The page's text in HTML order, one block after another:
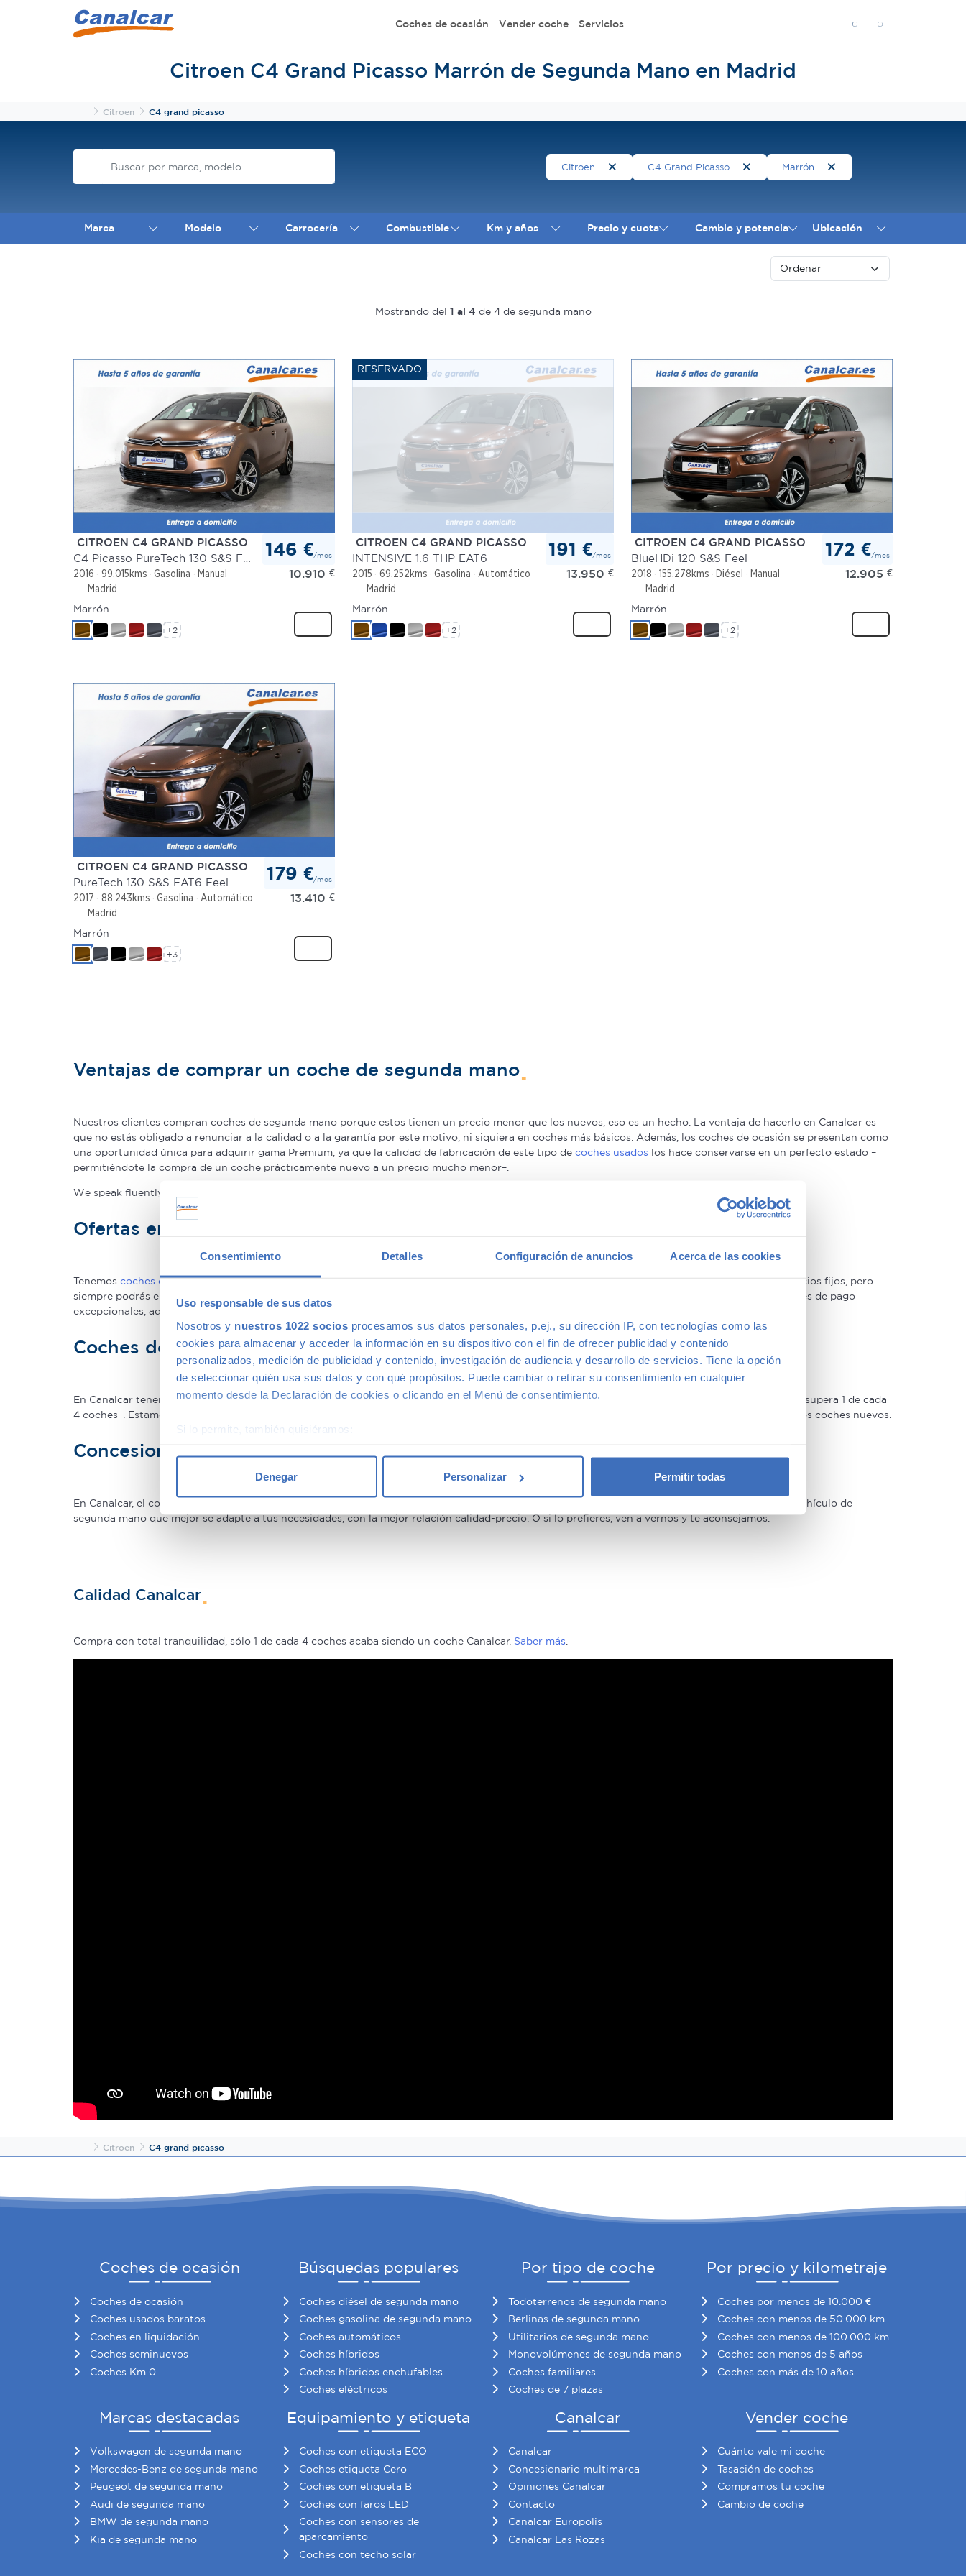
Consentimiento Detalles Configuración de anuncios Acerca de las cookies
Uso responsable de sus datos
Nosotros y nuestros 1022 socios procesamos sus datos personales, p.ej., su dirección IP, con tecnologías como las
cookies para almacenar y acceder la información en su dispositivo con el fin de ofrecer publicidad y contenido
personalizados, medición de publicidad y contenido, investigación de audiencia y desarrollo de servicios. Tiene la opción
de seleccionar quién usa sus datos y con qué propósitos. Puede cambiar o retirar su consentimiento en cualquier
momento desde la Declaración de cookies o clicando en el Menú de consentimiento.
Si lo permite, también quisiéramos:
Obtenga más información sobre cómo se procesan sus datos personales y establezca sus preferencias en la
que hayan recopilado a partir del uso que haya hecho de sus servicios.
Denegar Personalizar Permitir todas
Coches de ocasión Vender coche Servicios
Citroen C4 Grand Picasso Marrón de Segunda Mano en Madrid
InicioCitroen C4 grand picasso
Citroen C4 Grand Picasso Marrón
Marca Modelo Carrocería Combustible Km y años Precio y cuota Cambio y potencia Ubicación
Mostrando del 1 al 4 de 4 de segunda mano
CITROEN C4 GRAND PICASSO
2016 99.015kms Gasolina
Manual
Madrid
146 €/mes
10.910 €
Marrón
+2
CITROEN C4 GRAND PICASSO
INTENSIVE 1.6 THP EAT6
2015 69.252kms Gasolina
Automático
Madrid
191 €/mes
13.950 €
Marrón
+2
CITROEN C4 GRAND PICASSO
BlueHDi 120 S&S Feel
2018 155.278kms Diésel
Manual
Madrid
172 €/mes
12.905 €
Marrón
+2
CITROEN C4 GRAND PICASSO
PureTech 130 S&S EAT6 Feel
2017 88.243kms Gasolina
Automático
Madrid
179 €/mes
13.410 €
Marrón
+3
Ventajas de comprar un coche de segunda mano
Nuestros clientes compran coches de segunda mano porque estos tienen un precio menor que los nuevos, eso es un hecho. La ventaja de hacerlo en Canalcar es
que no estás obligado a renunciar a la calidad o a la garantía por este motivo, ni siquiera en coches más básicos. Además, los coches de ocasión se presentan como
una oportunidad única para adquirir gama Premium, ya que la calidad de fabricación de este tipo de coches usados los hace conservarse en un perfecto estado –
permitiéndote la compra de un coche prácticamente nuevo a un precio mucho menor–.
We speak fluently english!. Buy
Ofertas en coches de segunda mano
Tenemos coches con descuentosde hasta 6.000€ en gama Premium y 1.000€ en gama media. Todos nuestros coches de segunda mano tienen precios fijos, pero
siempre podrás encontrar descuentos de los que beneficiarte. Ven a vernos y pregúntanos por nuestras ofertas, las acompañaremos de condiciones de pago
excepcionales, adaptándonos a tus necesidades. Además, aceptamos tu coche a cambio.
Coches de ocasión con garantía
En Canalcar tenemos los coches de segunda mano con mayor calidad, ya que nuestros vehículos pasan el más riguroso control de calidad –solo lo supera 1 de cada
4 coches–. Estamos tan seguros de la calidad de nuestros coches de segunda mano que le ofrecemos una Garantía 5 Estrellas muy similar a la de los coches nuevos.
Concesionario de ocasión multimarca
En Canalcar, el concesionario de coches de ocasión más grande de Madrid, disponemos de una gran variedad de marcas y modelos. Encuentra el vehículo de
segunda mano que mejor se adapte a tus necesidades, con la mejor relación calidad-precio. O si lo prefieres, ven a vernos y te aconsejamos.
Calidad Canalcar
Compra con total tranquilidad, sólo 1 de cada 4 coches acaba siendo un coche Canalcar. Saber más
InicioCitroen C4 grand picasso
Coches de ocasión
Coches de ocasión
Coches usados baratos
Coches en liquidación
Coches seminuevos
Coches Km 0
Búsquedas populares
Coches diésel de segunda mano
Coches gasolina de segunda mano
Coches automáticos
Coches híbridos
Coches híbridos enchufables
Coches eléctricos
Por tipo de coche
Todoterrenos de segunda mano
Berlinas de segunda mano
Utilitarios de segunda mano
Monovolúmenes de segunda mano
Coches familiares
Coches de 7 plazas
Por precio y kilometraje
Coches por menos de 10.000 €
Coches con menos de 50.000 km
Coches con menos de 100.000 km
Coches con menos de 5 años
Coches con más de 10 años
Marcas destacadas
Volkswagen de segunda mano
Mercedes-Benz de segunda mano
Peugeot de segunda mano
Audi de segunda mano
BMW de segunda mano
Kia de segunda mano
Equipamiento y etiqueta
Coches con etiqueta ECO
Coches etiqueta Cero
Coches con etiqueta B
Coches con faros LED
Coches con sensores de
aparcamiento
Coches con techo solar
Canalcar
Canalcar
Concesionario multimarca
Opiniones Canalcar
Contacto
Canalcar Europolis
Canalcar Las Rozas
Vender coche
Cuánto vale mi coche
Tasación de coches
Compramos tu coche
Cambio de coche